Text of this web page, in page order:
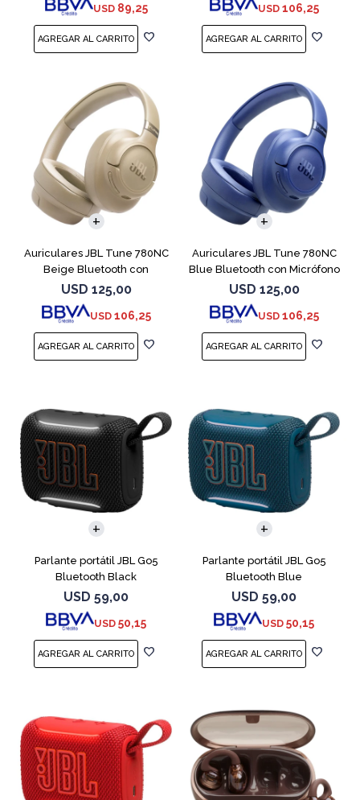
USD 89,25 USD 106,25
Auriculares JBL Tune 780NC
Beige Bluetooth con
Micrófono
USD 125,00
USD 106,25
Auriculares JBL Tune 780NC
Blue Bluetooth con Micrófono
USD 125,00
USD 106,25
Parlante portátil JBL Go5
Bluetooth Black
USD 59,00
USD 50,15
Parlante portátil JBL Go5
Bluetooth Blue
USD 59,00
USD 50,15